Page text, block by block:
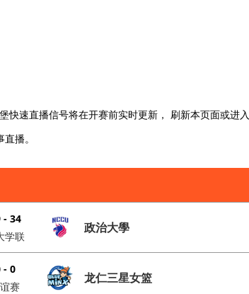
快速直播信号将在开赛前实时更新， 刷新本页面或进入
播。
- 34
学联
政治大學
- 0
赛
龙仁三星女篮